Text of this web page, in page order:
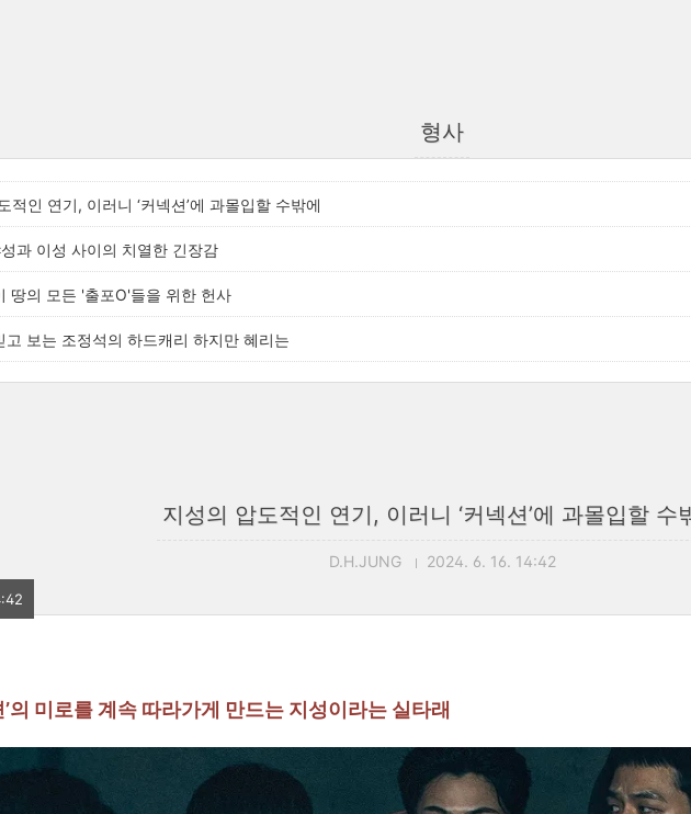
형사
적인 연기, 이러니 ‘커넥션’에 과몰입할 수밖에
과 이성 사이의 치열한 긴장감
땅의 모든 '출포O'들을 위한 헌사
고 보는 조정석의 하드캐리 하지만 혜리는
지성의 압도적인 연기, 이러니 ‘커넥션’에 과몰입할 수
D.H.JUNG 2024. 6. 16. 14:42
’의 미로를 계속 따라가게 만드는 지성이라는 실타래